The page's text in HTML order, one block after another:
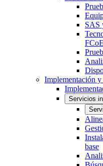
SAS
Implementación
Servicios
base